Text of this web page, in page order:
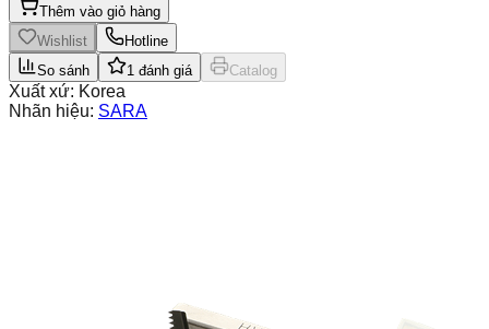
Thêm vào giỏ hàng
Wishlist
Hotline
So sánh
1 đánh giá Catalog
Xuất xứ: Korea
Nhãn hiệu: SARA